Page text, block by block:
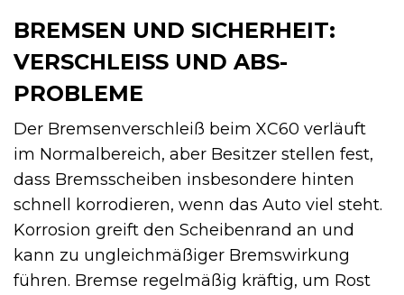
BREMSEN UND SICHERHEIT:
VERSCHLEISS UND ABS-P
ROBLEME
Der Bremsenverschleiß beim XC60 verläuft
im Normalbereich, aber Besitzer stellen fest,
dass Bremsscheiben insbesondere hinten
schnell korrodieren, wenn das Auto viel steht.
Korrosion greift den Scheibenrand an und
kann zu ungleichmäßiger Bremswirkung
führen. Bremse regelmäßig kräftig, um Rost